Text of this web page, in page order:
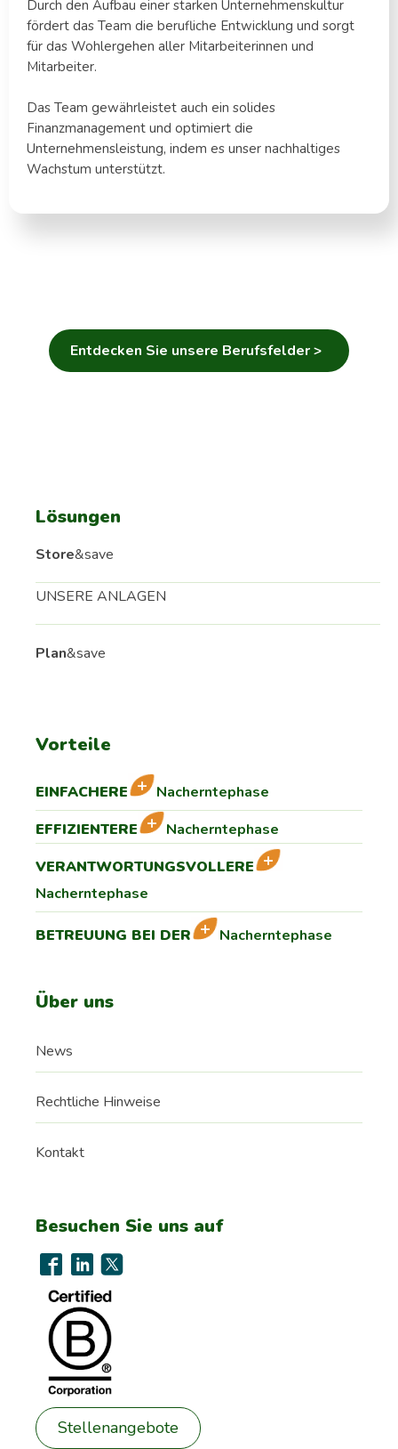
Durch den Aufbau einer starken Unternehmenskultur
fördert das Team die berufliche Entwicklung und sorgt
für das Wohlergehen aller Mitarbeiterinnen und
Mitarbeiter.
Das Team gewährleistet auch ein solides
Finanzmanagement und optimiert die
Unternehmensleistung, indem es unser nachhaltiges
Wachstum unterstützt.
Entdecken Sie unsere Berufsfelder >
Lösungen
Store&save
UNSERE ANLAGEN
Plan&save
Vorteile
EINFACHERE
Nacherntephase
EFFIZIENTERE
Nacherntephase
VERANTWORTUNGSVOLLERE
Nacherntephase
BETREUUNG BEI DER Nacherntephase
Über uns
News
Rechtliche Hinweise
Kontakt
Besuchen Sie uns auf
Stellenangebote